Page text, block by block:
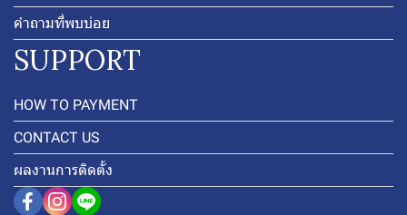
คำถามที่พบบ่อย
SUPPORT
HOW TO PAYMENT
CONTACT US
ผลงานการติดตั้ง